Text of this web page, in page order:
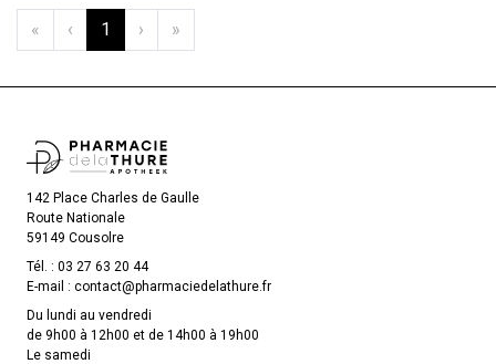
« ‹ 1 › »
142 Place Charles de Gaulle
Route Nationale
59149 Cousolre
Tél. : 03 27 63 20 44
E-mail : contact@pharmaciedelathure.fr
Du lundi au vendredi
de 9h00 à 12h00 et de 14h00 à 19h00
Le samedi